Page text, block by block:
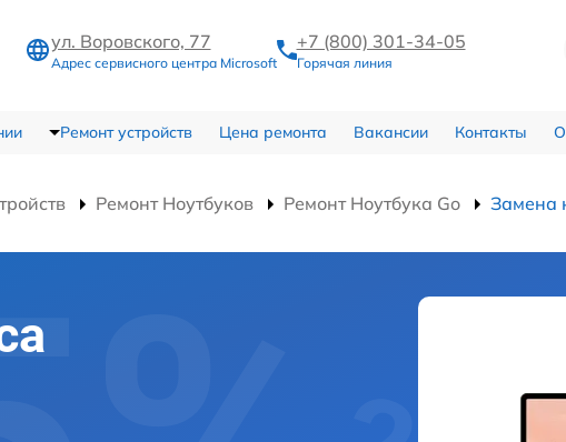
ул. Воровского, 77
Адрес сервисного центра Microsoft
+7 (800) 301-34-05
Горячая линия
Ремонт устройств Цена ремонта Вакансии Контакты
Ремонт Ноутбуков Ремонт Ноутбука Go Замена